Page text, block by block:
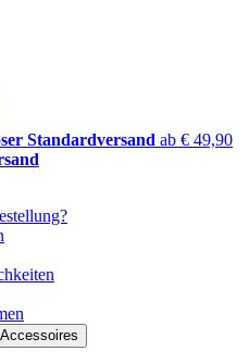
Standardversand ab € 49,90